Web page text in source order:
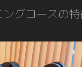
グコースの